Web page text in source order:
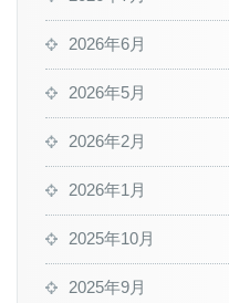
2026年6月
2026年5月
2026年2月
2026年1月
2025年10月
2025年9月